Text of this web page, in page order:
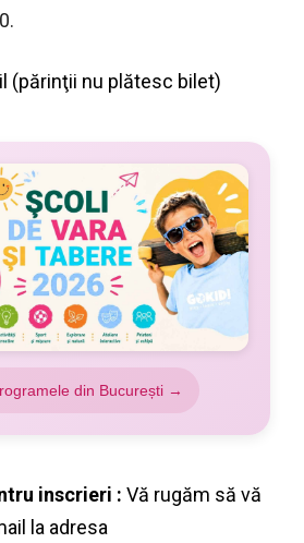
(părinţii nu plătesc bilet)
din București →
inscrieri : Vă rugăm să vă
la adresa